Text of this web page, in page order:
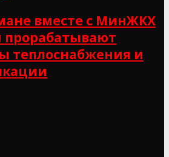
вместе с МинЖКХ
прорабатывают
теплоснабжения и